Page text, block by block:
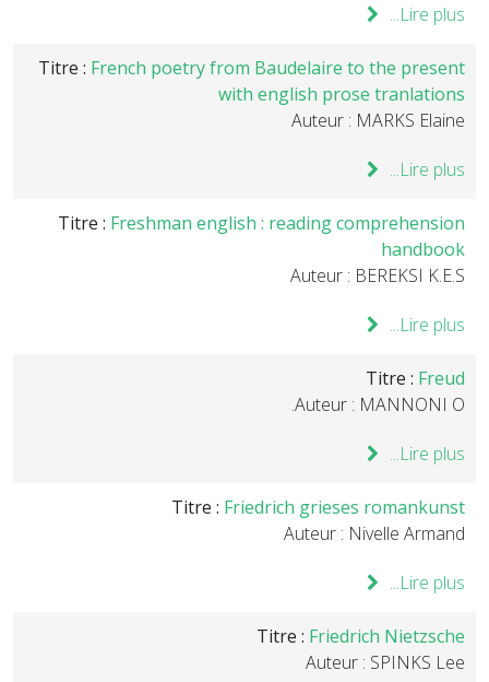
Lire plus...
Titre : French poetry from Baudelaire to the present
with english prose tranlations
Auteur : MARKS Elaine
Lire plus...
Titre : Freshman english : reading comprehension
handbook
Auteur : BEREKSI K.E.S
Lire plus...
Titre : Freud
Auteur : MANNONI O.
Lire plus...
Titre : Friedrich grieses romankunst
Auteur : Nivelle Armand
Lire plus...
Titre : Friedrich Nietzsche
Auteur : SPINKS Lee